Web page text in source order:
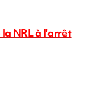
NRL à l'arrêt